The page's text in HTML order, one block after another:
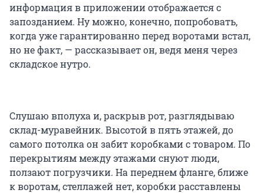
информация в приложении отображается с
запозданием. Ну можно, конечно, попробовать,
когда уже гарантированно перед воротами встал,
но не факт, — рассказывает он, ведя меня через
складское нутро.
Слушаю вполуха и, раскрыв рот, разглядываю
склад-муравейник. Высотой в пять этажей, до
самого потолка он забит коробками с товаром. По
перекрытиям между этажами снуют люди,
ползают погрузчики. На переднем фланге, ближе
к воротам, стеллажей нет, коробки расставлены